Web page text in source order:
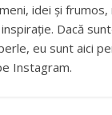
idei și frumos,
Dacă
eu sunt aici
Instagram.